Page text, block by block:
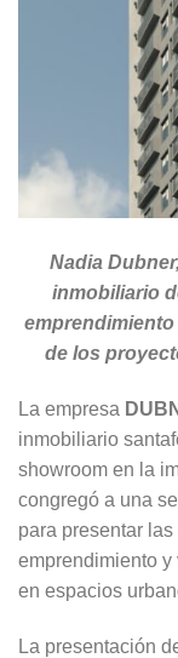
Nadia
inmobiliario
de los
La empresa
inmobiliario
showroom en la
congregó a una
para presentar
emprendimiento
en espacios
La presentación